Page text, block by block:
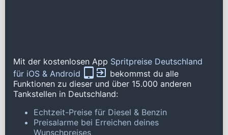
Mit der kostenlosen App Spritpreise Deutschland
für iOS & Android
bekommst du alle
Funktionen zu dieser und über 15.000 anderen
Tankstellen in Deutschland:
Echtzeit-Preise für Diesel & Benzin
Preisalarme bei Erreichen deines
Wunschpreises